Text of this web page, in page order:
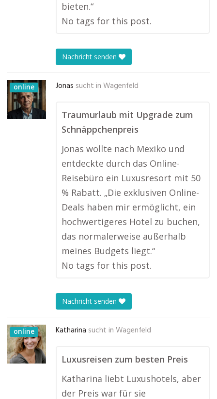
bieten.“
No tags for this post.
Nachricht senden
online Jonas sucht in Wagenfeld
Traumurlaub mit Upgrade zum
Schnäppchenpreis
Jonas wollte nach Mexiko und
entdeckte durch das Online-
Reisebüro ein Luxusresort mit 50
% Rabatt. „Die exklusiven Online-
Deals haben mir ermöglicht, ein
hochwertigeres Hotel zu buchen,
das normalerweise außerhalb
meines Budgets liegt.“
No tags for this post.
Nachricht senden
online Katharina sucht in Wagenfeld
Luxusreisen zum besten Preis
Katharina liebt Luxushotels, aber
der Preis war für sie